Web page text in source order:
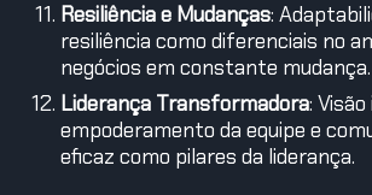
Resiliência e Mudanças:
resiliência como diferenciais no
negócios em constante mudança.
Liderança Transformadora:
empoderamento da equipe e
eficaz como pilares da liderança.